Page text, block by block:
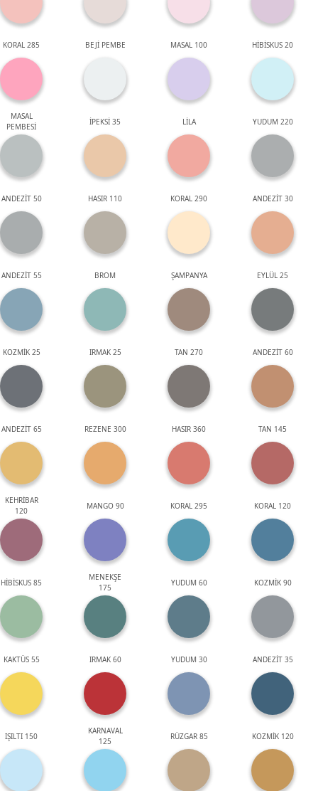
KORAL 285 BEJİ PEMBE MASAL 100 HİBİSKUS 20
MASAL
PEMBESİ
İPEKSİ 35 LİLA YUDUM 220
ANDEZİT 50 HASIR 110 KORAL 290 ANDEZİT 30
ANDEZİT 55 BROM ŞAMPANYA EYLÜL 25
KOZMİK 25 IRMAK 25 TAN 270 ANDEZİT 60
ANDEZİT 65 REZENE 300 HASIR 360 TAN 145
KEHRİBAR
120
MANGO 90 KORAL 295 KORAL 120
HİBİSKUS 85
MENEKŞE
175
YUDUM 60 KOZMİK 90
KAKTÜS 55 IRMAK 60 YUDUM 30 ANDEZİT 35
IŞILTI 150
KARNAVAL
125
RÜZGAR 85 KOZMİK 120